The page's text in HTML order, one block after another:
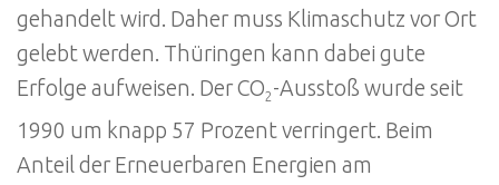
gehandelt wird. Daher muss Klimaschutz vor Ort
gelebt werden. Thüringen kann dabei gute
Erfolge aufweisen. Der CO2 -Ausstoß wurde seit
1990 um knapp 57 Prozent verringert. Beim
Anteil der Erneuerbaren Energien am